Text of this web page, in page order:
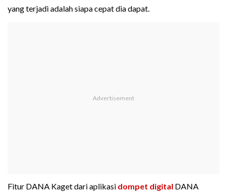
yang terjadi adalah siapa cepat dia dapat.
Fitur DANA Kaget dari aplikasi dompet digital DANA